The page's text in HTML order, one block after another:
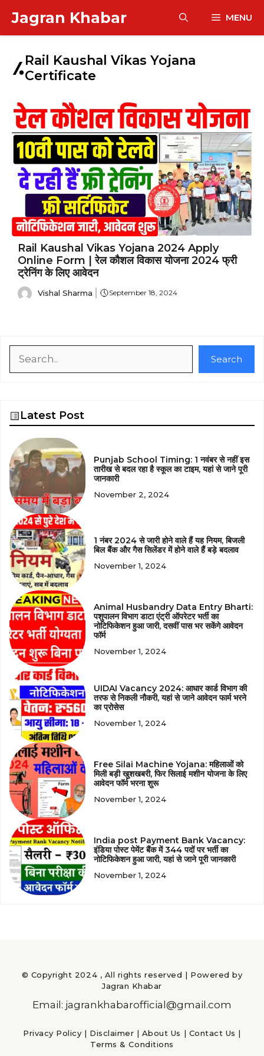
content
Jagran Khabar MENU
Rail Kaushal Vikas Yojana
Certificate
Rail Kaushal Vikas Yojana 2024 Apply
Online Form | रेल कौशल विकास योजना 2024 फ्री
ट्रेनिंग के लिए आवेदन
Vishal Sharma September 18, 2024
Search
Latest Post
Punjab School Timing: 1 नवंबर से नहीं इस
तारीख से बदल रहा है स्कूल का टाइम, यहां से जाने पूरी
जानकारी
November 2, 2024
1 नंबर 2024 से जारी होने वाले हैं यह नियम, बिजली
बिल बैंक और गैस सिलेंडर में होने वाले हैं बड़े बदलाव
November 1, 2024
Animal Husbandry Data Entry Bharti:
पशुपालन विभाग डाटा एंट्री ऑपरेटर भर्ती का
नोटिफिकेशन हुआ जारी, दसवीं पास भर सकेंगे आवेदन
फॉर्म
November 1, 2024
UIDAI Vacancy 2024: आधार कार्ड विभाग की
तरफ से निकली नौकरी, यहां से जाने आवेदन फार्म भरने
का प्रोसेस
November 1, 2024
Free Silai Machine Yojana: महिलाओं को
मिली बड़ी खुशखबरी, फिर सिलाई मशीन योजना के लिए
आवेदन फॉर्म भरना शुरू
November 1, 2024
India post Payment Bank Vacancy:
इंडिया पोस्ट पेमेंट बैंक में 344 पदों पर भर्ती का
नोटिफिकेशन हुआ जारी, यहां से जाने पूरी जानकारी
November 1, 2024
© Copyright 2024 , All rights reserved | Powered by
Jagran Khabar
Email: jagrankhabarofficial@gmail.com
Privacy Policy | Disclaimer | About Us | Contact Us |
Terms & Conditions